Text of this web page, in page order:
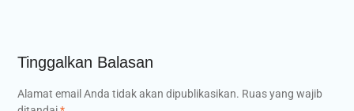
Tinggalkan Balasan
Alamat email Anda tidak akan dipublikasikan. Ruas yang wajib